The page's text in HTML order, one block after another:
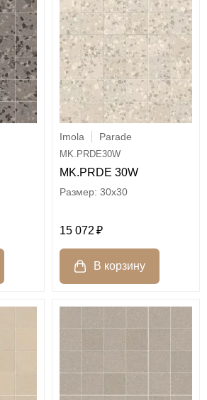
Imola Parade
MK.PRDE30W
MK.PRDE 30W
30x30
15 072